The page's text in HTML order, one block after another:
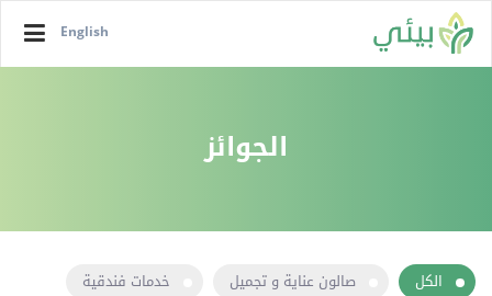
English
الجوائز
الكل صالون عناية و تجميل
خدمات فندقية